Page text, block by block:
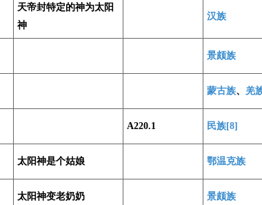
天帝封特定的神为太阳
神
汉族
景颇族
蒙古族、 羌
A220.1 民族[8]
太阳神是个姑娘 鄂温克族
太阳神变老奶奶 景颇族